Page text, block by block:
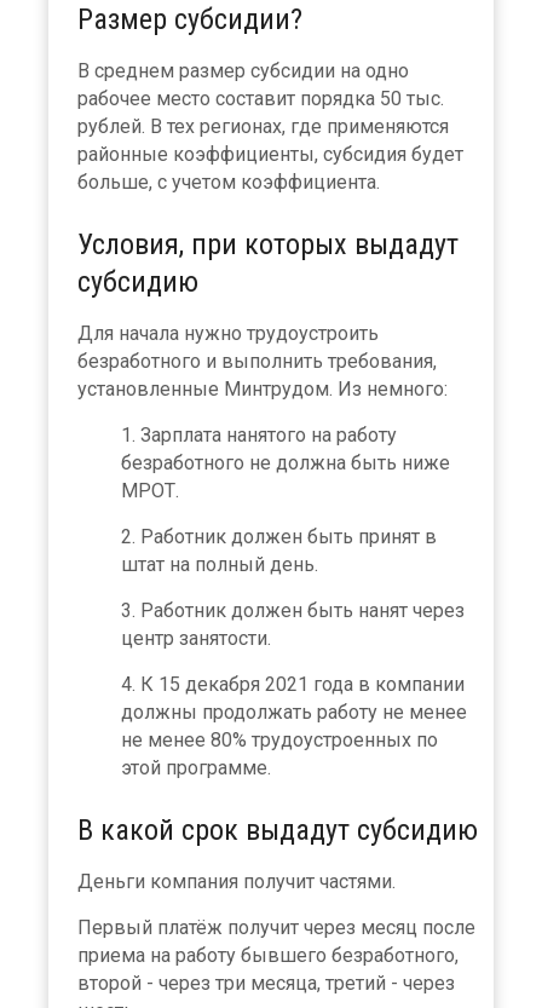
Размер субсидии?
В среднем размер субсидии на одно
рабочее место составит порядка 50 тыс.
рублей. В тех регионах, где применяются
районные коэффициенты, субсидия будет
больше, с учетом коэффициента.
Условия, при которых выдадут
субсидию
Для начала нужно трудоустроить
безработного и выполнить требования,
установленные Минтрудом. Из немного:
Зарплата нанятого на работу
безработного не должна быть ниже
МРОТ.
Работник должен быть принят в
штат на полный день.
Работник должен быть нанят через
центр занятости.
К 15 декабря 2021 года в компании
должны продолжать работу не менее
не менее 80% трудоустроенных по
этой программе.
В какой срок выдадут субсидию
Деньги компания получит частями.
Первый платёж получит через месяц после
приема на работу бывшего безработного,
второй - через три месяца, третий - через